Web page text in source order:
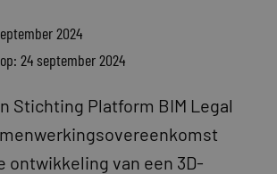
2024
24 september 2024
Stichting Platform BIM Legal
ontwikkeling van een 3D-